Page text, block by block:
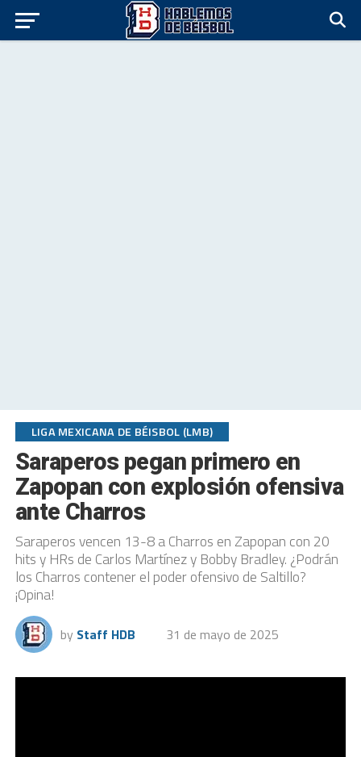
LIGA MEXICANA DE BÉISBOL (LMB)
Saraperos pegan primero en
Zapopan con explosión ofensiva
ante Charros
Saraperos vencen 13-8 a Charros en Zapopan con 20
hits y HRs de Carlos Martínez y Bobby Bradley. ¿Podrán
los Charros contener el poder ofensivo de Saltillo?
¡Opina!
by Staff HDB 31 de mayo de 2025